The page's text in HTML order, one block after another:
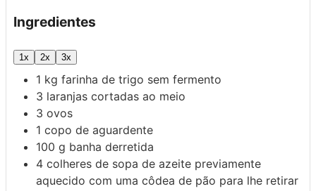
Ingredientes
1x 2x 3x
1 kg farinha de trigo sem fermento
3 laranjas cortadas ao meio
3 ovos
1 copo de aguardente
100 g banha derretida
4 colheres de sopa de azeite previamente
aquecido com uma côdea de pão para lhe retirar